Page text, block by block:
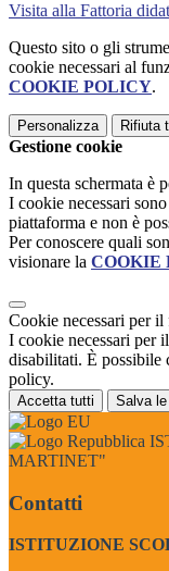
Visita alla Fattoria
Questo sito o gli
cookie necessari al
COOKIE POLICY.
Personalizza Rifiuta
Gestione cookie
In questa schermata è
I cookie necessari
piattaforma e non è
Per conoscere quali
visionare la COOKIE
Cookie necessari per
I cookie necessari per
disabilitati. È possibile
policy.
Accetta tutti Salva
MARTINET"
Contatti
ISTITUZIONE